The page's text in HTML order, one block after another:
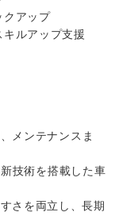
クアップ
ルアップ支援
メンテナンスま
技術を搭載した車
さを両立し、長期